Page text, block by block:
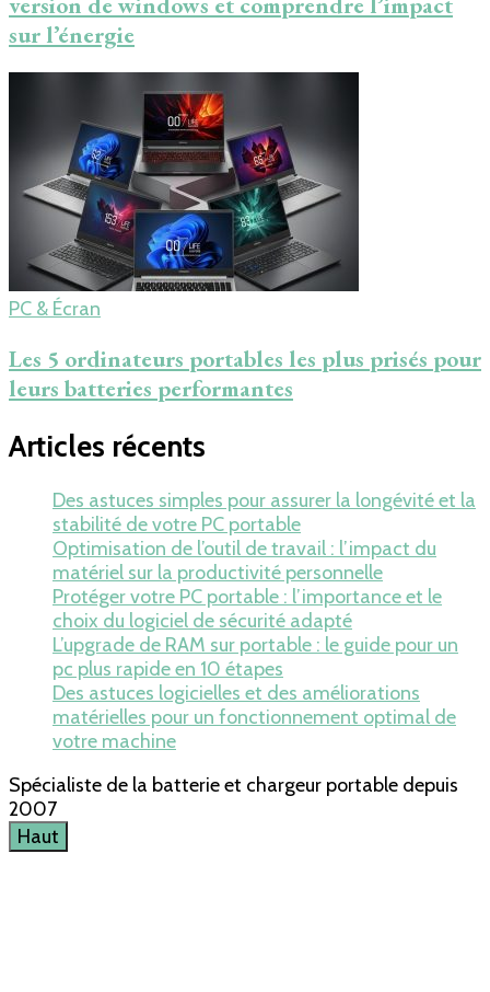
sur l’énergie
PC & Écran
Les 5 ordinateurs portables les plus prisés pour
leurs batteries performantes
Articles récents
Des astuces simples pour assurer la longévité et la
stabilité de votre PC portable
Optimisation de l’outil de travail : l’impact du
matériel sur la productivité personnelle
Protéger votre PC portable : l’importance et le
choix du logiciel de sécurité adapté
L’upgrade de RAM sur portable : le guide pour un
pc plus rapide en 10 étapes
Des astuces logicielles et des améliorations
matérielles pour un fonctionnement optimal de
votre machine
Spécialiste de la batterie et chargeur portable depuis
2007
Haut